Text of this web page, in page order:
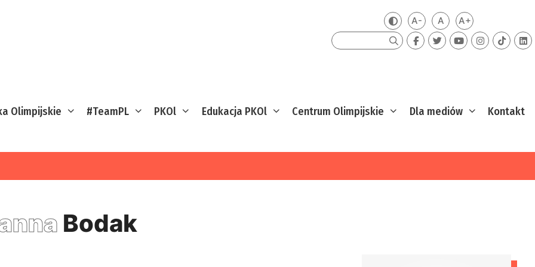
Zmień kontrast
A-Mniejsza czcionka
ADomyślna czcionka
A+Większa
Szukaj
Olimpijskie #TeamPL PKOl Edukacja PKOl Centrum Olimpijskie Dla mediów Kontakt
Bodak